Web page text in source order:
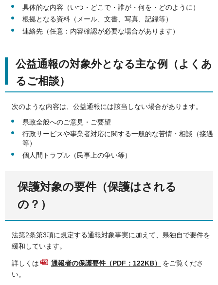
具体的な内容（いつ・どこで・誰が・何を・どのように）
根拠となる資料（メール、文書、写真、記録等）
連絡先（任意：内容確認が必要な場合があります）
公益通報の対象外となる主な例（よくあ
るご相談）
次のような内容は、公益通報には該当しない場合があります。
県政全般へのご意見・ご要望
行政サービスや事業者対応に関する一般的な苦情・相談（接遇
等）
個人間トラブル（民事上の争い等）
保護対象の要件（保護はされる
の？）
法第2条第3項に規定する通報対象事実に加えて、県独自で要件を
緩和しています。
詳しくは 通報者の保護要件（PDF：122KB）
をご覧くださ
い。